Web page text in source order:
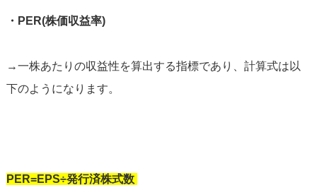
・PER(株価収益率)
→一株あたりの収益性を算出する指標であり、計算式は以
下のようになります。
PER=EPS÷発行済株式数